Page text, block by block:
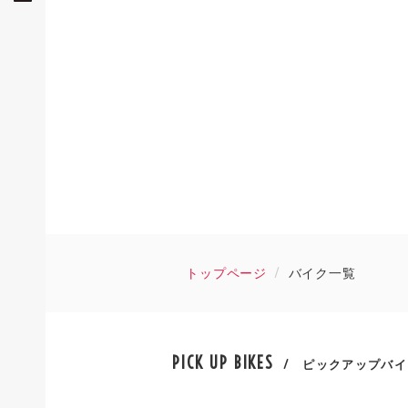
トップページ バイク一覧
PICK UP BIKES / ピックアップバ